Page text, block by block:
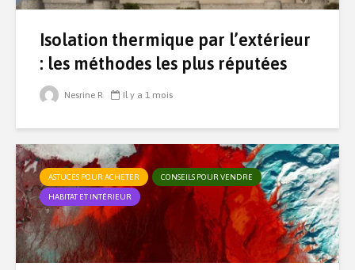
Isolation thermique par l’extérieur
: les méthodes les plus réputées
Nesrine R Il y a 1 mois
ASTUCES POUR ACHETER CONSEILS POUR VENDRE
HABITAT ET INTÉRIEUR